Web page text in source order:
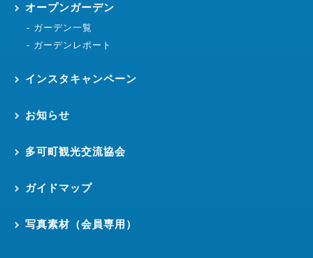
オープンガーデン
ガーデン一覧
ガーデンレポート
インスタキャンペーン
お知らせ
多可町観光交流協会
ガイドマップ
写真素材（会員専用）